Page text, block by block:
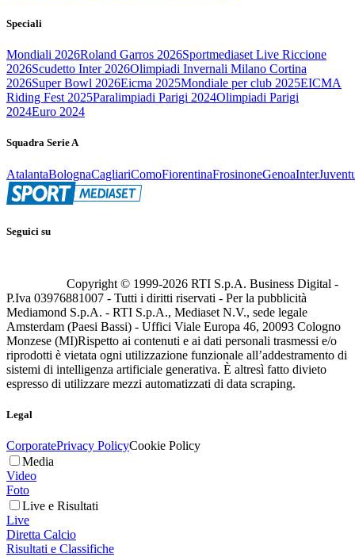
Speciali
Mondiali 2026Roland Garros 2026Sportmediaset Live Riccione
2026Scudetto Inter 2026Olimpiadi Invernali Milano Cortina
2026Super Bowl 2026Eicma 2025Mondiale per club 2025EICMA
Riding Fest 2025Paralimpiadi Parigi 2024Olimpiadi Parigi
2024Euro 2024
Squadra Serie A
AtalantaBolognaCagliariComoFiorentinaFrosinoneGenoaInter
Seguici su
Copyright © 1999-2026 RTI S.p.A. Business Digital -
P.Iva 03976881007 - Tutti i diritti riservati - Per la pubblicità
Mediamond S.p.A. - RTI S.p.A., Mediaset N.V., sede legale
Amsterdam (Paesi Bassi) - Uffici Viale Europa 46, 20093 Cologno
Monzese (MI)Rispetto ai contenuti e ai dati personali trasmessi e/o
riprodotti è vietata ogni utilizzazione funzionale all’addestramento di
sistemi di intelligenza artificiale generativa. È altresì fatto divieto
espresso di utilizzare mezzi automatizzati di data scraping.
Legal
CorporatePrivacy PolicyCookie Policy
Media
Video
Foto
Live e Risultati
Live
Diretta Calcio
Risultati e Classifiche